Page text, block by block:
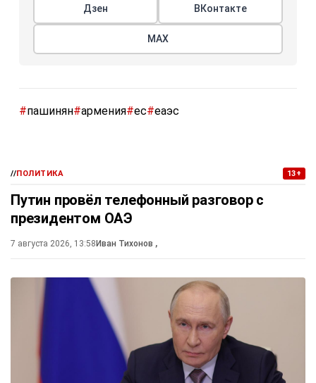
Дзен ВКонтакте
МАХ
#пашинян#армения#ес#еаэс
//ПОЛИТИКА 13+
Путин провёл телефонный разговор с
президентом ОАЭ
7 августа 2026, 13:58 Иван Тихонов ,